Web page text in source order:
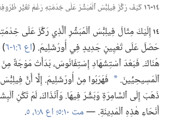
١٤-‏١٦
كَيْفَ رَكَّزَ فِيلِبُّسُ ٱلْمُبَشِّرُ عَلَى خِدْمَتِهِ رَغْمَ تَغَيُّرِ
١٤ إِلَيْكَ مِثَالَ فِيلِبُّسَ ٱلْمُبَشِّرِ ٱلَّذِي رَكَّزَ عَلَى
حَصَلَ عَلَى تَعْيِينٍ جَدِيدٍ فِي أُورُشَلِيمَ.‏ (‏اع ٦:‏١-‏٦
‏)‏
هُنَاكَ.‏ فَبَعْدَ ٱسْتِشْهَادِ إِسْتِفَانُوسَ،‏ بَدَأَتْ مَوْجَةٌ
ٱلْمَسِيحِيِّينَ.‏ * فَهَرَبُوا مِنْ أُورُشَلِيمَ.‏ إِلَّا أَنَّ
ذَهَبَ إِلَى ٱلسَّامِرَةِ وَبَشَّرَ فِيهَا.‏ وَآنَذَاكَ،‏ لَمْ تَكُنِ
أَنْحَاءِ هٰذِهِ ٱلْمَدِينَةِ.‏ —‏مت ١٠:‏٥؛‏ اع ٨:‏١،‏ ‏.‏